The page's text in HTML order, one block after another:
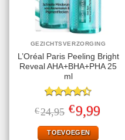
GEZICHTSVERZORGING
L’Oréal Paris Peeling Bright
Reveal AHA+BHA+PHA 25
ml
Gewaardeerd
4.40uit 5
€24,95 Oorspronkelijke
prijs
was:
€24,95.
€9,99Huidige
prijs
TOEVOEGEN